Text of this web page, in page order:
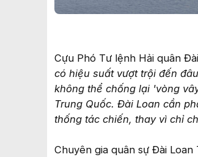
Cựu Phó Tư lệnh Hải quân
có hiệu suất vượt trội đến
không thể chống lại 'vòng
Trung Quốc. Đài Loan cần
thống tác chiến, thay vì chỉ
Chuyên gia quân sự Đài